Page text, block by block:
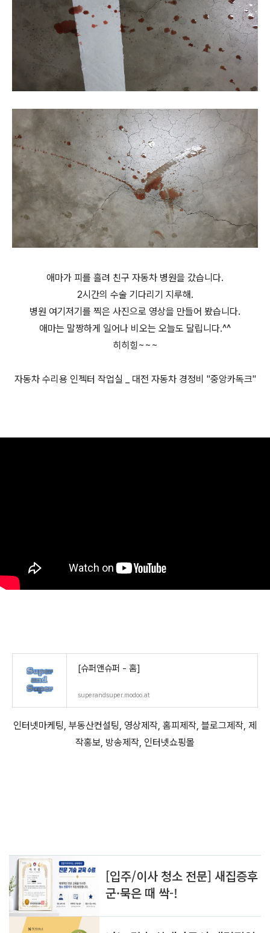
애마가 피를 흘려 친구 자동차 병원을 갔습니다.
2시간의 수술 기다리기 지루해.
병원 여기저기를 찍은 사진으로 영상을 만들어 봤습니다.
애마는 말짱하게 일어나 비오는 오늘도 달립니다.^^
히히힝~~~
자동차 수리용 인젝터 작업실 _ 대전 자동차 경정비 "중앙카독크"
[슈퍼앤슈퍼 - 홈]
superandsuper.modoo.at
인터넷마케팅, 부동산컨설팅, 영상제작, 홈피제작, 블로그제작, 제
작홍보, 방송제작, 인터넷쇼핑몰